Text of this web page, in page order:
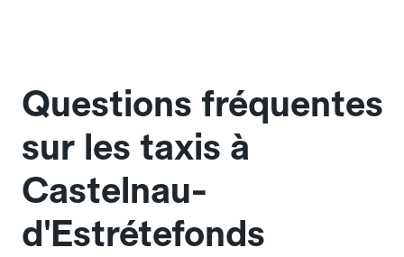
Questions fréquentes
sur les taxis à
Castelnau-
d'Estrétefonds